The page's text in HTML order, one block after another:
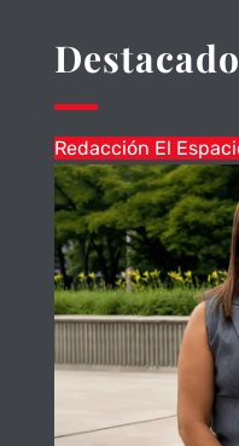
Destacado
Redacción El